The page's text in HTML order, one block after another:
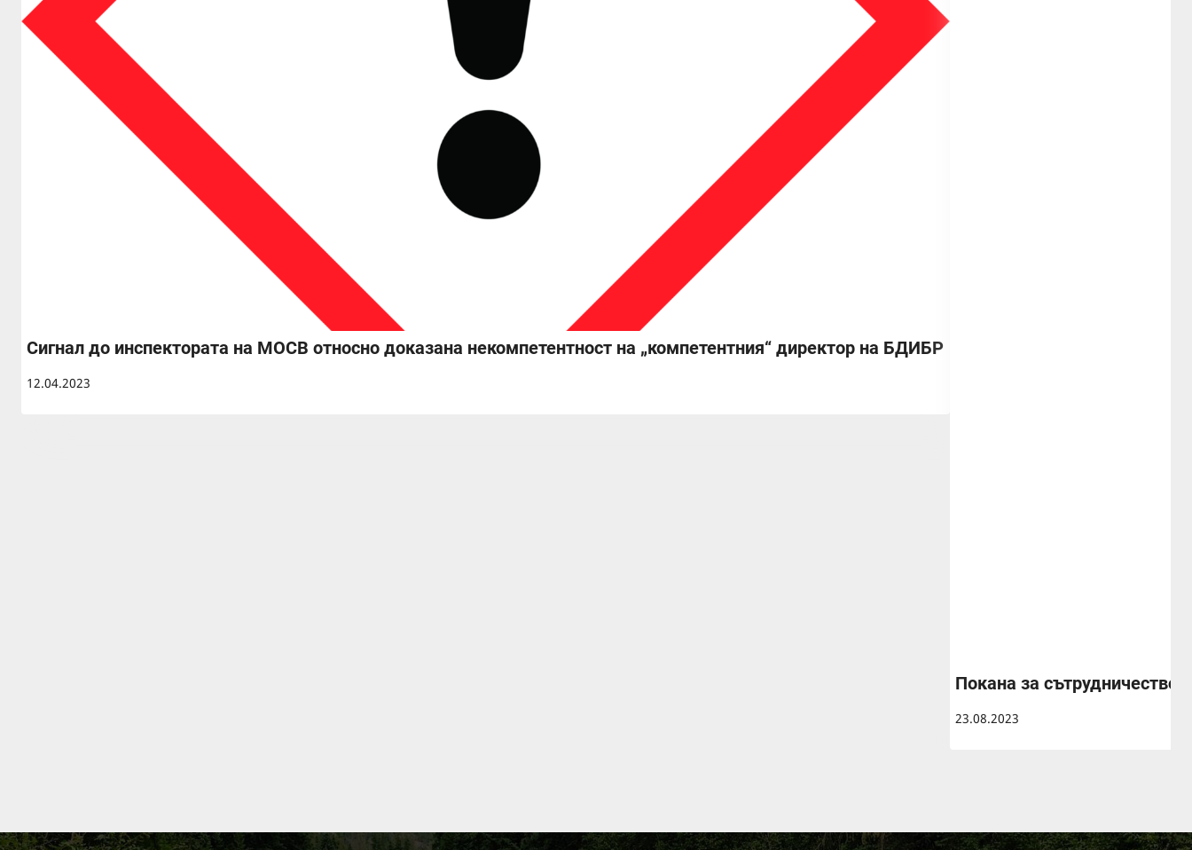
Сигнал до инспектората на МОСВ относно доказана некомпетентност на „компетентния“ директор на БДИБР
12.04.2023
Покана за
23.08.2023